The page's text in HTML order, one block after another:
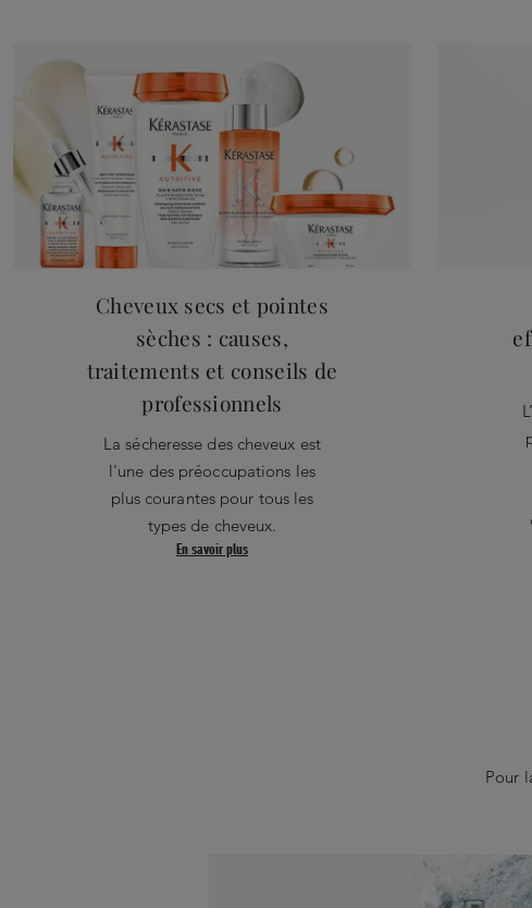
Cheveux secs et pointes
sèches : causes,
traitements et conseils de
professionnels
La sécheresse des cheveux est
l'une des préoccupations les
plus courantes pour tous les
types de cheveux.
En savoir plus
Pour